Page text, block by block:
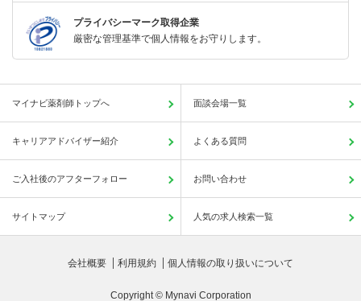
プライバシーマーク取得企業
厳密な管理基準で個人情報をお守りします。
マイナビ薬剤師トップへ 面談会場一覧
キャリアアドバイザー紹介 よくある質問
ご入社後のアフターフォロー お問い合わせ
サイトマップ 人気の求人検索一覧
会社概要 利用規約 個人情報の取り扱いについて
Copyright © Mynavi Corporation